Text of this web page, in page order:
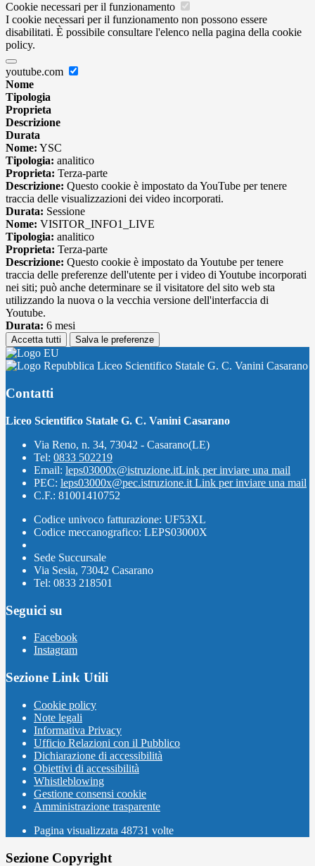
Cookie necessari per il funzionamento
I cookie necessari per il funzionamento non possono essere
disabilitati. È possibile consultare l'elenco nella pagina della cookie
policy.
youtube.com
Nome
Tipologia
Proprieta
Descrizione
Durata
Nome: YSC
Tipologia: analitico
Proprieta: Terza-parte
Descrizione: Questo cookie è impostato da YouTube per tenere
traccia delle visualizzazioni dei video incorporati.
Durata: Sessione
Nome: VISITOR_INFO1_LIVE
Tipologia: analitico
Proprieta: Terza-parte
Descrizione: Questo cookie è impostato da Youtube per tenere
traccia delle preferenze dell'utente per i video di Youtube incorporati
nei siti; può anche determinare se il visitatore del sito web sta
utilizzando la nuova o la vecchia versione dell'interfaccia di
Youtube.
Durata: 6 mesi
Accetta tutti Salva le preferenze
Liceo Scientifico Statale G. C. Vanini Casarano
Contatti
Liceo Scientifico Statale G. C. Vanini Casarano
Via Reno, n. 34, 73042 - Casarano(LE)
Tel: 0833 502219
Email: leps03000x@istruzione.itLink per inviare una mail
PEC: leps03000x@pec.istruzione.it Link per inviare una mail
C.F.: 81001410752
Codice univoco fatturazione: UF53XL
Codice meccanografico: LEPS03000X
Sede Succursale
Via Sesia, 73042 Casarano
Tel: 0833 218501
Seguici su
Facebook
Instagram
Sezione Link Utili
Cookie policy
Note legali
Informativa Privacy
Ufficio Relazioni con il Pubblico
Dichiarazione di accessibilità
Obiettivi di accessibilità
Whistleblowing
Gestione consensi cookie
Amministrazione trasparente
Pagina visualizzata 48731 volte
Sezione Copyright